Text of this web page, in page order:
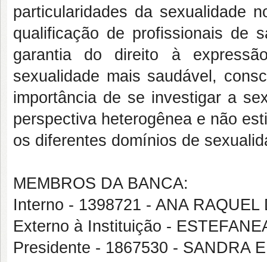
particularidades da sexualidade
qualificação de profissionais de
garantia do direito à
sexualidade mais saudável,
importância de se investigar a
perspectiva heterogênea e não
os diferentes domínios de
MEMBROS DA BANCA:
Interno - 1398721 - ANA RAQUEL
Externo à Instituição -
Presidente - 1867530 - SANDRA